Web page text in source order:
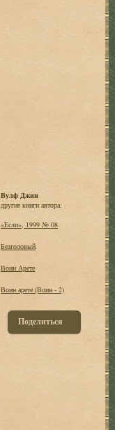
Вулф Джин
другие книги автора:
«Если», 1999 № 08
Безголовый
Воин Арете
Воин арете (Воин - 2)
Поделиться